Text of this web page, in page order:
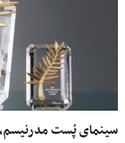
سینمای پُست